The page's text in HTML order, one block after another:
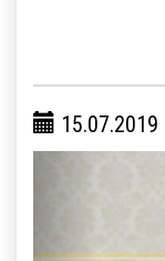
15.07.2019